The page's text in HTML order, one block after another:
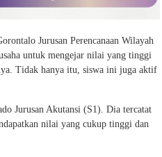
Jurusan Perencanaan Wilayah
untuk mengejar nilai yang tinggi
Tidak hanya itu, siswa ini juga aktif
Jurusan Akutansi (S1). Dia tercatat
nilai yang cukup tinggi dan